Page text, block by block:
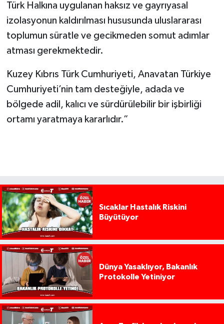
Türk Halkına uygulanan haksız ve gayrıyasal
izolasyonun kaldırılması hususunda uluslararası
toplumun süratle ve gecikmeden somut adımlar
atması gerekmektedir.
Kuzey Kıbrıs Türk Cumhuriyeti, Anavatan Türkiye
Cumhuriyeti’nin tam desteğiyle, adada ve
bölgede adil, kalıcı ve sürdürülebilir bir işbirliği
ortamı yaratmaya kararlıdır.”
Sıcaklar Hastalık Riskini
Büyütüyor
Dünya Yasaklıyor, Bakanlık
Protokolle Yetiniyor